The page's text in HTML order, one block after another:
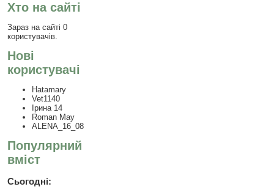
Хто на сайті
Зараз на сайті 0
користувачів.
Нові
користувачі
Hatamary
Vet1140
Ірина 14
Roman May
ALENA_16_08
Популярний
вміст
Сьогодні: